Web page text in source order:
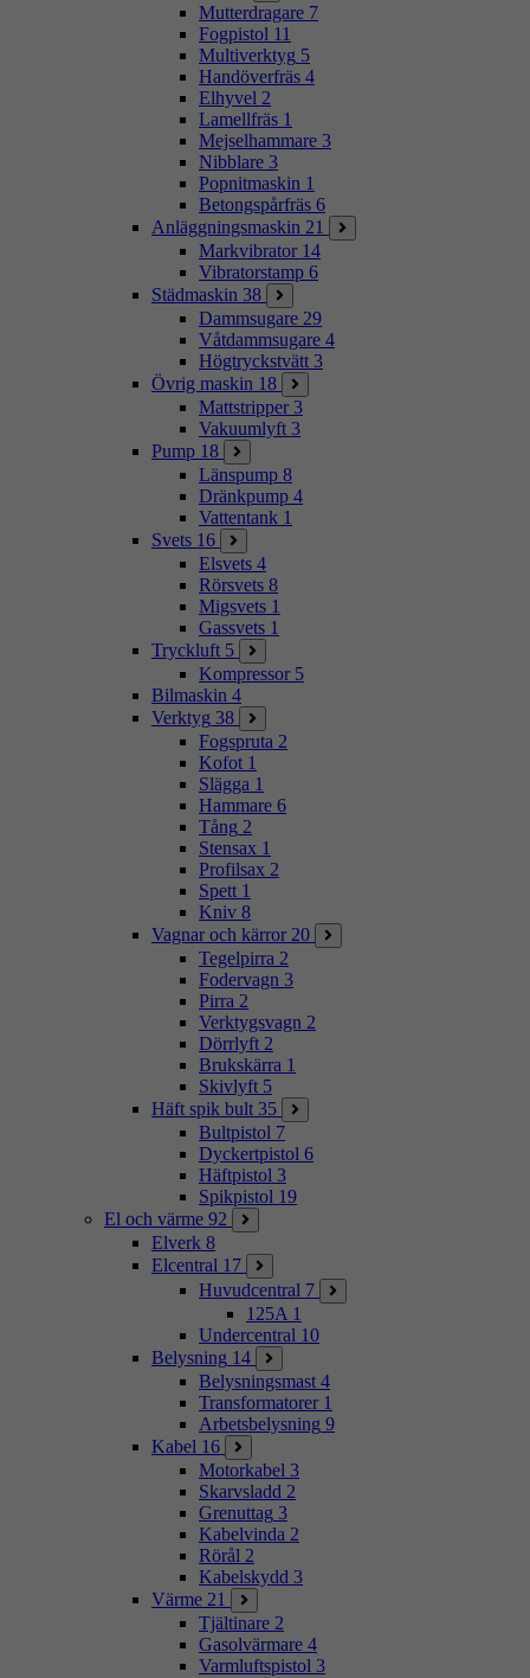
Mutterdragare 7
Fogpistol 11
Multiverktyg 5
Handöverfräs 4
Elhyvel 2
Lamellfräs 1
Mejselhammare 3
Nibblare 3
Popnitmaskin 1
Betongspårfräs 6
Anläggningsmaskin 21
Markvibrator 14
Vibratorstamp 6
Städmaskin 38
Dammsugare 29
Våtdammsugare 4
Högtryckstvätt 3
Övrig maskin 18
Mattstripper 3
Vakuumlyft 3
Pump 18
Länspump 8
Dränkpump 4
Vattentank 1
Svets 16
Elsvets 4
Rörsvets 8
Migsvets 1
Gassvets 1
Tryckluft 5
Kompressor 5
Bilmaskin 4
Verktyg 38
Fogspruta 2
Kofot 1
Slägga 1
Hammare 6
Tång 2
Stensax 1
Profilsax 2
Spett 1
Kniv 8
Vagnar och kärror 20
Tegelpirra 2
Fodervagn 3
Pirra 2
Verktygsvagn 2
Dörrlyft 2
Brukskärra 1
Skivlyft 5
Häft spik bult 35
Bultpistol 7
Dyckertpistol 6
Häftpistol 3
Spikpistol 19
El och värme 92
Elverk 8
Elcentral 17
Huvudcentral 7
125A 1
Undercentral 10
Belysning 14
Belysningsmast 4
Transformatorer 1
Arbetsbelysning 9
Kabel 16
Motorkabel 3
Skarvsladd 2
Grenuttag 3
Kabelvinda 2
Rörål 2
Kabelskydd 3
Värme 21
Tjältinare 2
Gasolvärmare 4
Varmluftspistol 3